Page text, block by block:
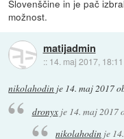
Slovenščine in je pač
možnost.
matijadmin
:: 14. maj 2017, 18:11
nikolahodin je 14. maj 2017
dronyxje 14. maj 2017
nikolahodin je